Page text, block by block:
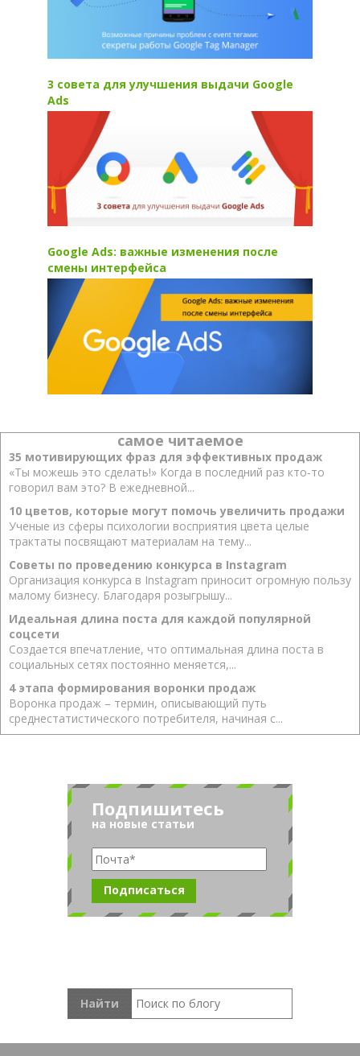
3 совета для улучшения выдачи Google
Ads
Google Ads: важные изменения после
смены интерфейса
самое читаемое
35 мотивирующих фраз для эффективных продаж
«Ты можешь это сделать!» Когда в последний раз кто-то
говорил вам это? В ежедневной...
10 цветов, которые могут помочь увеличить продажи
Ученые из сферы психологии восприятия цвета целые
трактаты посвящают материалам на тему...
Советы по проведению конкурса в Instagram
Организация конкурса в Instagram приносит огромную пользу
малому бизнесу. Благодаря розыгрышу...
Идеальная длина поста для каждой популярной
соцсети
Создается впечатление, что оптимальная длина поста в
социальных сетях постоянно меняется,...
4 этапа формирования воронки продаж
Воронка продаж – термин, описывающий путь
среднестатистического потребителя, начиная с...
Подпишитесь
на новые статьи